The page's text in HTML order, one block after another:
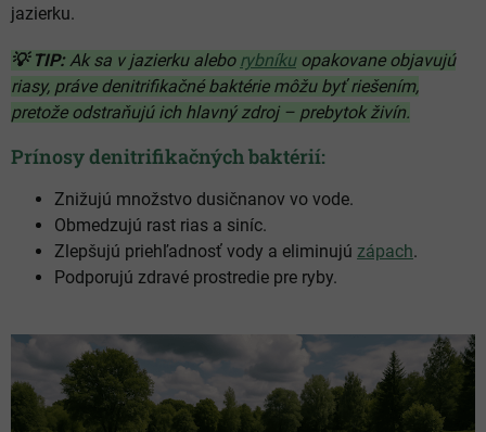
jazierku.
💡 TIP:Ak sa v jazierku alebo rybníkuopakovane objavujú
riasy, práve denitrifikačné baktérie môžu byť riešením,
pretože odstraňujú ich hlavný zdroj – prebytok živín.
Prínosy denitrifikačných baktérií:
Znižujú množstvo dusičnanov vo vode.
Obmedzujú rast rias a siníc.
Zlepšujú priehľadnosť vody a eliminujú zápach.
Podporujú zdravé prostredie pre ryby.